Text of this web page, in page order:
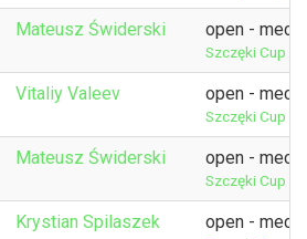
Mateusz Świderski open - mecz
Szczęki Cup
Vitaliy Valeev open - mecz
Szczęki Cup
Mateusz Świderski open - mecz
Szczęki Cup
Krystian Spilaszek open - mecz